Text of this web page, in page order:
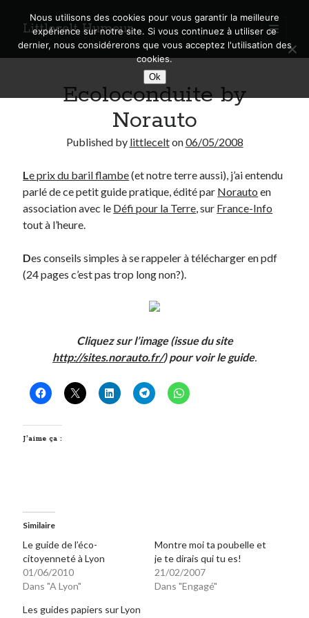
Littlecelt Humeur
open
primary
menu
Sidebar
Derniers articles
Municipales 2026 : Lyon, Métropole et Caluire, mon choix pour l’avenir
Explorez les Chemins Enchantés à Vélo : Aventures Familiales près de
Lyon !
A quand une véritable place pour le vélo à Caluire dans la Métropole de
Lyon ?
Derniers Commentaires
JFdans
C’était pas mieux avant… à Lyon
littlecelt
dansComment j’ai opéré ma vélorution toute personnelle
Renaud Ducher
Entretien ménager
JF
dansC’était pas mieux avant… à Lyon
littleceltdansComment j’ai opéré ma vélorution toute personnelle
Anthonydans
Comment j’ai opéré ma vélorution toute personnelle
Renaud Ducher
Comment j’ai opéré ma vélorution toute
Ecoloconduite by
Norauto
Published by littlecelton06/05/2008
Le prix du baril flambe(et notre terre aussi), j’ai entendu
parlé de ce petit guide pratique, édité par Norauto en
association avec le Défi pour la Terre, sur France-Info
tout à l’heure.
Des conseils simples à se rappeler à télécharger en pdf
(24 pages c’est pas trop long non?).
Cliquez sur l’image (issue du site
http://sites.norauto.fr/) pour voir le guide.
J’aime ça :
Similaire
Le guide de l’éco-
citoyenneté à Lyon
01/06/2010
Dans "A Lyon"
Montre moi ta poubelle et
je te dirais qui tu es!
21/02/2007
Dans "Engagé"
Les guides papiers sur Lyon
Nous utilisons des cookies pour vous garantir la meilleure
expérience sur notre site. Si vous continuez à utiliser ce
dernier, nous considérerons que vous acceptez l'utilisation des
cookies.
Ok